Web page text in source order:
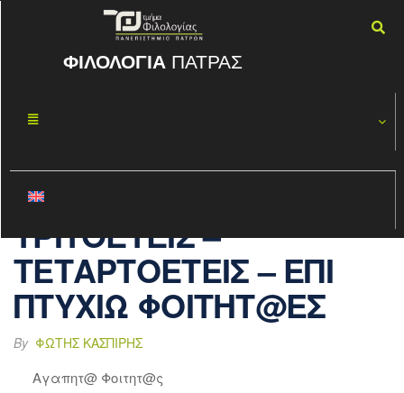
ΦΙΛΟΛΟΓΙΑ ΠΑΤΡΑΣ
01
ΠΡΟΣ Τ@Σ
ΔΕΥΤΕΡΟΕΤΕΙΣ –
ΤΡΙΤΟΕΤΕΙΣ –
ΤΕΤΑΡΤΟΕΤΕΙΣ – ΕΠΙ
ΠΤΥΧΙΩ ΦΟΙΤΗΤ@ΕΣ
By ΦΏΤΗΣ ΚΑΣΠΊΡΗΣ
Αγαπητ@ Φοιτητ@ς